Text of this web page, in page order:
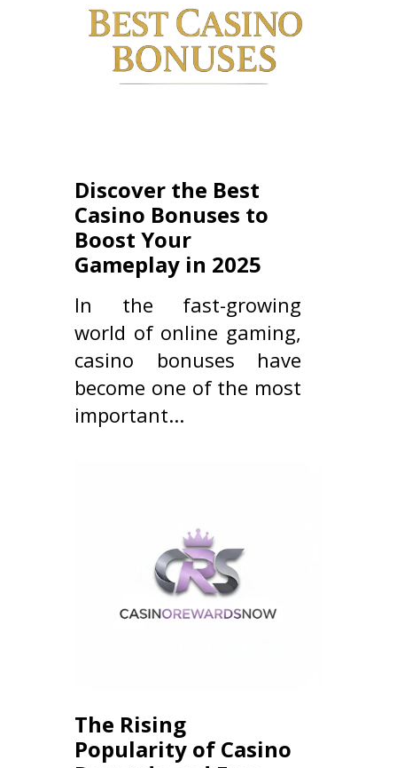
Discover the Best
Casino Bonuses to
Boost Your
Gameplay in 2025
In the fast-growing
world of online gaming,
casino bonuses have
become one of the most
important...
The Rising
Popularity of Casino